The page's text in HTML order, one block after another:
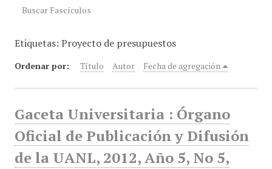
Buscar Fascículos
Etiquetas: Proyecto de presupuestos
Ordenar por: Título Autor Fecha de agregación
Gaceta Universitaria : Órgano
Oficial de Publicación y Difusión
de la UANL, 2012, Año 5, No 5,